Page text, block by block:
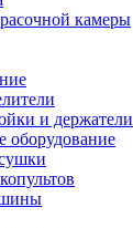
камеры
и держатели
оборудование